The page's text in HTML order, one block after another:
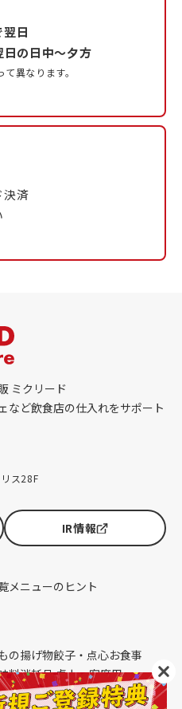
日
日の日中〜夕方
異なります。
決済
ミクリード
など飲食店の仕入れをサポート
ス28F
IR情報
メニューのヒント
の揚げ物餃子・点心お食事
料消耗品 卓上・客席用
リネス生鮮品（配送便限定）